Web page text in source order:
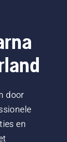
door
en